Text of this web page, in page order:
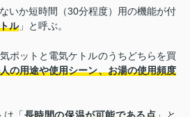
いか短時間（30分程度）用の機能が付
ル」と呼ぶ。
ポットと電気ケトルのうちどちらを買
の用途や使用シーン、お湯の使用頻度